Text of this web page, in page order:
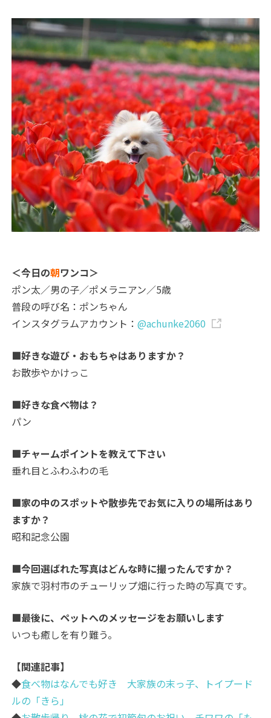
＜今日の朝ワンコ＞
ポン太／男の子／ポメラニアン／5歳
普段の呼び名：ポンちゃん
インスタグラムアカウント：@achunke2060
■好きな遊び・おもちゃはありますか？
お散歩やかけっこ
■好きな食べ物は？
パン
■チャームポイントを教えて下さい
垂れ目とふわふわの毛
■家の中のスポットや散歩先でお気に入りの場所はあり
ますか？
昭和記念公園
■今回選ばれた写真はどんな時に撮ったんですか？
家族で羽村市のチューリップ畑に行った時の写真です。
■最後に、ペットへのメッセージをお願いします
いつも癒しを有り難う。
【関連記事】
◆食べ物はなんでも好き 大家族の末っ子、トイプード
ルの「きら」